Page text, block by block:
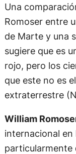
Una
Romoser entre
de Marte y una
sugiere que es
rojo, pero los
que este no es
extraterrestre
William
internacional en
particularmente